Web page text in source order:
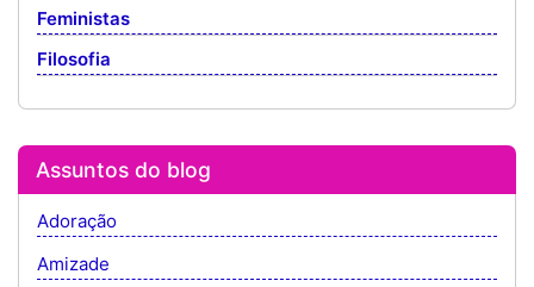
Feministas
Filosofia
Assuntos do blog
Adoração
Amizade